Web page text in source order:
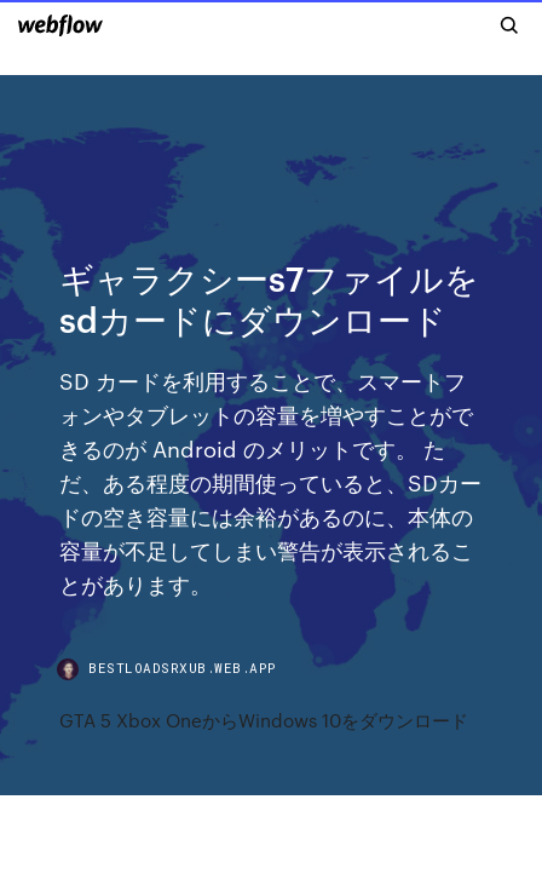
ギャラクシーs7ファイルを
sdカードにダウンロード
SD カードを利用することで、スマートフ
ォンやタブレットの容量を増やすことがで
きるのが Android のメリットです。 た
だ、ある程度の期間使っていると、SDカー
ドの空き容量には余裕があるのに、本体の
容量が不足してしまい警告が表示されるこ
とがあります。
BESTLOADSRXUB.WEB.APP
GTA 5 Xbox OneからWindows 10をダウンロード